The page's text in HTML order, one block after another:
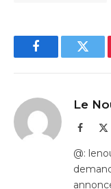
Facebook
Le
@: